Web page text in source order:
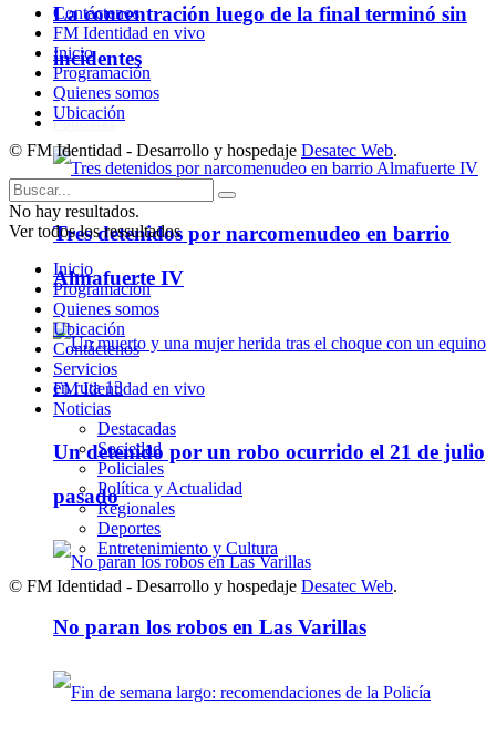
La concentración luego de la final terminó sin
incidentes
Policiales
Tres detenidos por narcomenudeo en barrio
Almafuerte IV
Un detenido por un robo ocurrido el 21 de julio
pasado
No paran los robos en Las Varillas
Contáctenos
FM Identidad en vivo
Inicio
Programación
Quienes somos
Ubicación
© FM Identidad - Desarrollo y hospedaje Desatec Web.
No hay resultados.
Ver todos los ressultados
Inicio
Programación
Quienes somos
Ubicación
Contáctenos
Servicios
FM Identidad en vivo
Noticias
Destacadas
Sociedad
Policiales
Política y Actualidad
Regionales
Deportes
Entretenimiento y Cultura
© FM Identidad - Desarrollo y hospedaje Desatec Web.